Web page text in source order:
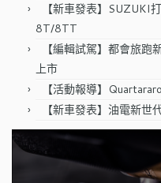
【新車發表】SUZUKI
8T/8TT
【編輯試駕】都會旅
上市
【活動報導】
【新車發表】油電新